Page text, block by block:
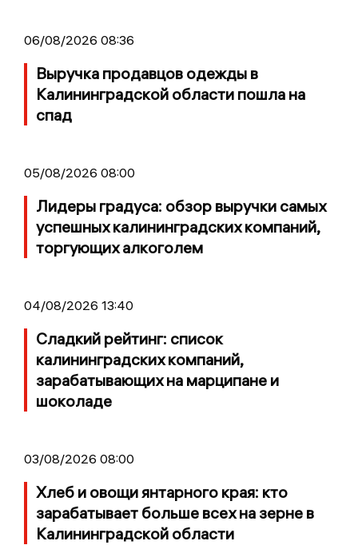
06/08/2026 08:36
Выручка продавцов одежды в
Калининградской области пошла на
спад
05/08/2026 08:00
Лидеры градуса: обзор выручки самых
успешных калининградских компаний,
торгующих алкоголем
04/08/2026 13:40
Сладкий рейтинг: список
калининградских компаний,
зарабатывающих на марципане и
шоколаде
03/08/2026 08:00
Хлеб и овощи янтарного края: кто
зарабатывает больше всех на зерне в
Калининградской области